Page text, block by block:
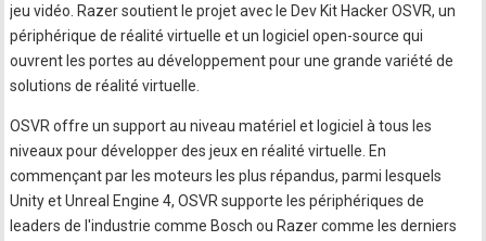
jeu vidéo. Razer soutient le projet avec le Dev Kit Hacker OSVR, un
périphérique de réalité virtuelle et un logiciel open-source qui
ouvrent les portes au développement pour une grande variété de
solutions de réalité virtuelle.
OSVR offre un support au niveau matériel et logiciel à tous les
niveaux pour développer des jeux en réalité virtuelle. En
commençant par les moteurs les plus répandus, parmi lesquels
Unity et Unreal Engine 4, OSVR supporte les périphériques de
leaders de l'industrie comme Bosch ou Razer comme les derniers